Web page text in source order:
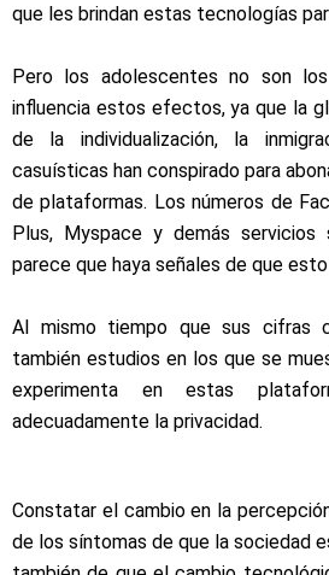
que les brindan estas tecnologías
Pero los adolescentes no son
influencia estos efectos, ya que la
de la individualización, la
casuísticas han conspirado para
de plataformas. Los números de
Plus, Myspace y demás servicios
parece que haya señales de que esto
Al mismo tiempo que sus cifras
también estudios en los que se
experimenta en estas
adecuadamente la privacidad.
Constatar el cambio en la
de los síntomas de que la sociedad